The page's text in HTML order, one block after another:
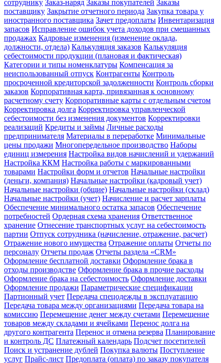
сотруднику Заказ-наряд Заказы покупателей Заказы
поставщику Закрытие отчетного периода Закупка товара у
иностранного поставщика Зачет предоплаты Инвентаризация
запасов Исправление ошибок учета доходов при смешанных
продажах Кадровые изменения (изменение оклада,
должности, отдела) Калькуляция заказов Калькуляция
себестоимости продукции (плановая и фактическая)
Категории и типы номенклатуры Компенсация за
неиспользованный отпуск Контрагенты Контроль
просроченной кредиторской задолженности Контроль сборки
заказов Корпоративная карта, привязанная к основному
расчетному счету Корпоративные карты с отдельным счетом
Корректировка долга Корректировка управленческой
себестоимости без изменения документов Корректировки
реализаций Кредиты и займы Личные расходы
предпринимателя Материалы в переработке Минимальные
цены продажи Многопередельное производство Наборы
единиц измерения Настройка видов начислений и удержаний
Настройка ККМ Настройка работы с маркированными
товарами Настройки форм и отчетов Начальные настройки
(деньги, компания) Начальные настройки (кадровый учет)
Начальные настройки (общие) Начальные настройки (склад)
Начальные настройки (учет) Начисление и расчет зарплаты
Обеспечение минимального остатка запасов Обеспечение
потребностей Ордерная схема хранения Ответственное
хранение Отнесение транспортных услуг на себестоимость
партии Отпуск сотрудника (начисление, отражение, расчет)
Отражение нового имущества Отражение оплаты Отчеты по
персоналу Отчеты продаж Отчеты раздела «CRM»
Оформление бесплатной доставки Оформление брака в
отходы производстве Оформление брака в прочие расходы
Оформление брака на себестоимость Оформление доставки
Оформление продажи Параметрические спецификации
Партионный учет Передача спецодежды в эксплуатацию
Передача товара между организациями Передача товара на
комиссию Перемещение денег между счетами Перемещение
товаров между складами и ячейками Перенос долга на
другого контрагента Перенос и отмена резерва Планирование
и контроль ДС Платежный календарь Подсчет посетителей
Поиск и устранение дублей Покупка валюты Поступление
услуг Прайс-лист Предоплата (оплата) по заказу покупателя